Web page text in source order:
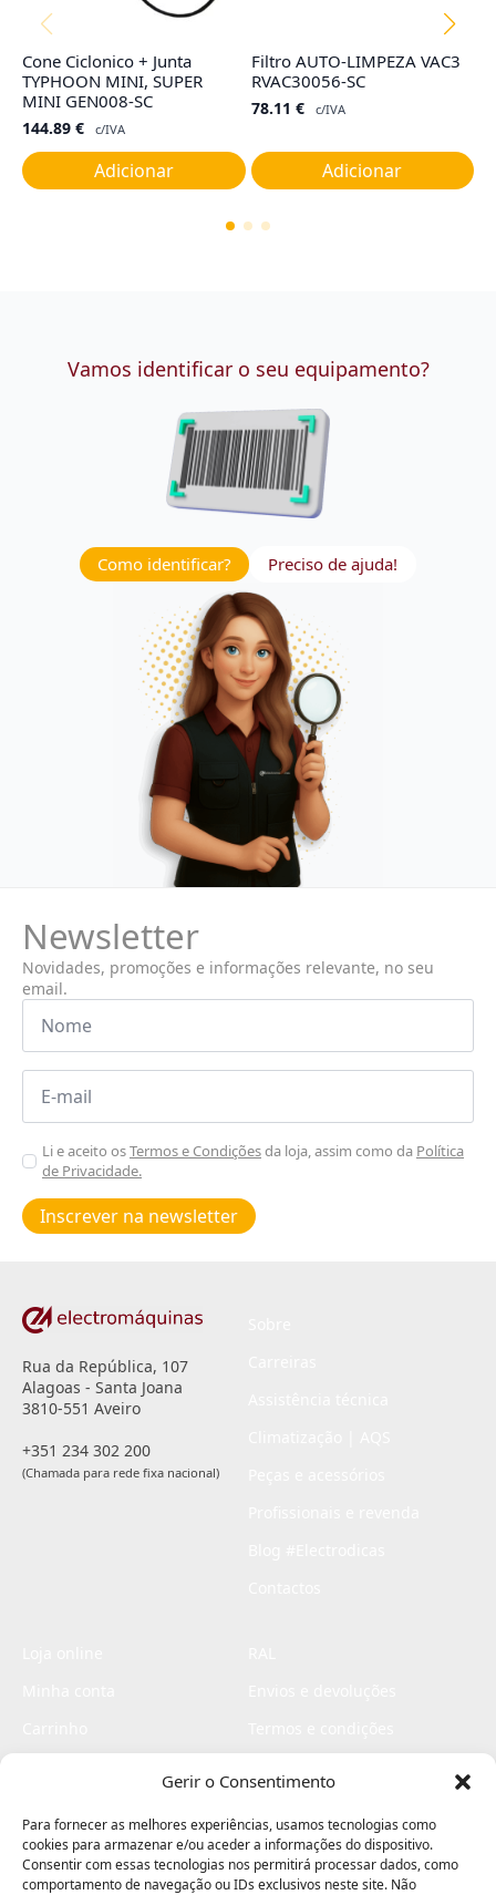
Gerir o Consentimento
Para fornecer as melhores experiências, usamos tecnologias como
cookies para armazenar e/ou aceder a informações do dispositivo.
Consentir com essas tecnologias nos permitirá processar dados, como
comportamento de navegação ou IDs exclusivos neste site. Não
Cone Ciclonico + Junta
TYPHOON MINI, SUPER
MINI GEN008-SC
144.89 € c/IVA
Adicionar
Filtro AUTO-LIMPEZA VAC3
RVAC30056-SC
78.11 € c/IVA
Adicionar
Vamos identificar o seu equipamento?
Como identificar? Preciso de ajuda!
Newsletter
Novidades, promoções e informações relevante, no seu
email.
Nome
Email
Aceitar
Poiticas
de
privacidade
Li e aceito osTermos e Condiçõesda loja, assim como da Política
de Privacidade.
Inscrever na newsletter
Rua da República, 107
Alagoas - Santa Joana
3810-551 Aveiro
+351 234 302 200
(Chamada para rede fixa nacional)
Livro de elogios